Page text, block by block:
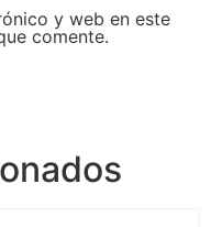
y web en este
comente.